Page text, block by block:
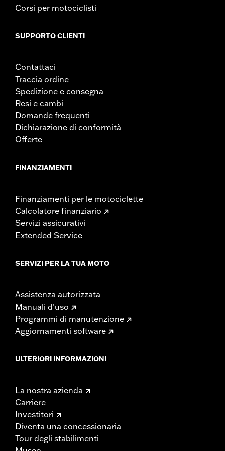
Corsi per motociclisti
SUPPORTO CLIENTI
Contattaci
Traccia ordine
Spedizione e consegna
Resi e cambi
Domande frequenti
Dichiarazione di conformità
Offerte
FINANZIAMENTI
Finanziamenti per le motociclette
Calcolatore finanziario
Servizi assicurativi
Extended Service
SERVIZI PER LA TUA MOTO
Assistenza autorizzata
Manuali d’uso
Programmi di manutenzione
Aggiornamenti software
ULTERIORI INFORMAZIONI
La nostra azienda
Carriere
Investitori
Diventa una concessionaria
Tour degli stabilimenti